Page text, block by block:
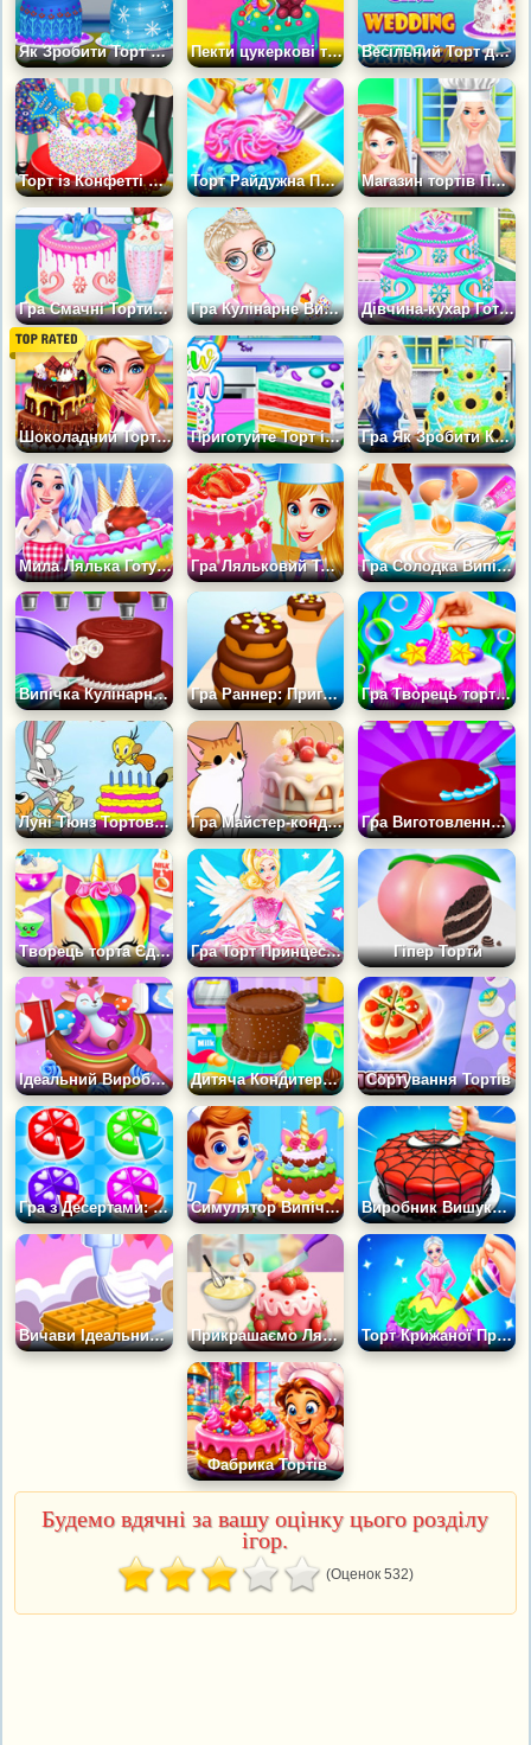
Як Зробити Торт Модної Ляльки Пекти цукеркові торти Весільний Торт для Дівчини Русалки
Торт із Конфетті для Малятка Тейлор Торт Райдужна Принцеса Магазин тортів Прохолодне Літо
Гра Смачні Тортики: Магазин Гра Кулінарне Випробування Принцес: Торт Дівчина-кухар Готує Торт
Шоколадний Торт Кулінарна вечірка Приготуйте Торт із райдужним Конфетті Гра Як Зробити Крижаний Торт
Мила Лялька Готує Тістечка Гра Ляльковий Торт: Пекарня Гра Солодка Випічка: Торт для дівчинки
Випічка Кулінарна Розвага Гра Раннер: Приготуй Торт Гра Творець торта з блискітками: Русалка
Луні Тюнз Тортовий Хаос Гра Майстер-кондитер: Торти Гра Виготовлення Тортів: Дитяча Кулінарія
Творець торта Єдиноріг Гра Торт Принцеса: Солодкі Десерти Гіпер Торти
Ідеальний Виробник Тортів Дитяча Кондитерська Фабрика Сортування Тортів
Гра з Десертами: Кондитер Симулятор Випічки Тортів і Тістечок Для Дітей Виробник Вишуканих Тортів
Вичави Ідеальний Крем Прикрашаємо Лялькові Торти Торт Крижаної Принцеси
Фабрика Тортів
Будемо вдячні за вашу оцінку цього розділу
ігор.
(Оценок 532)